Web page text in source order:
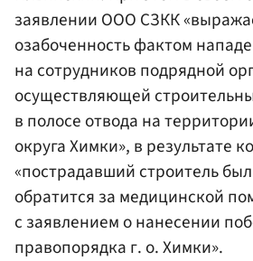
заявлении ООО СЗКК
озабоченность фактом
на сотрудников подрядной
осуществляющей
в полосе отвода на
округа Химки», в результате
«пострадавший строитель
обратится за медицинской
с заявлением о нанесении
правопорядка г. о. Химки».